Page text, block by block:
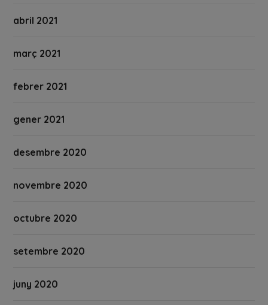
abril 2021
març 2021
febrer 2021
gener 2021
desembre 2020
novembre 2020
octubre 2020
setembre 2020
juny 2020